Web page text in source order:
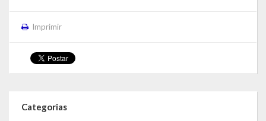
Arrecadação
Diárias
Diário Oficial
Imprimir
Categorias